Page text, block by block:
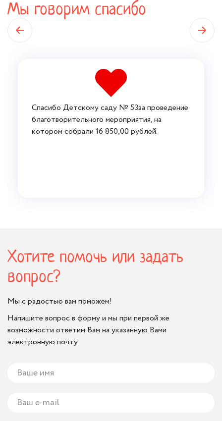
Мы говорим спасибо
Спасибо Детскому саду № 53за проведение
благотворительного мероприятия, на
котором собрали 16 850,00 рублей.
Хотите помочь или задать
вопрос?
Мы с радостью вам поможем!
Напишите вопрос в форму и мы при первой же
возможности ответим Вам на указанную Вами
электронную почту.